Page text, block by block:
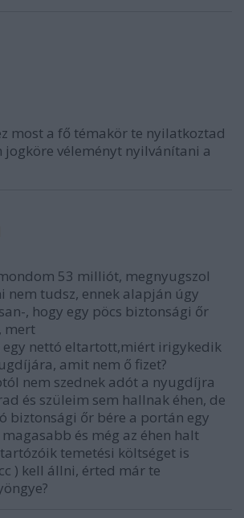
most a fő témakör te nyilatkoztad
jogköre véleményt nyilvánítani a
53 milliót, megnyugszol
nem tudsz, ennek alapján úgy
, hogy egy pöcs biztonsági őr
mert
egy nettó eltartott,miért irigykedik
amit nem ő fizet?
nem szednek adót a nyugdíjra
és szüleim sem hallnak éhen, de
biztonsági őr bére a portán egy
és még az éhen halt
temetési költséget is
) kell állni, érted már te